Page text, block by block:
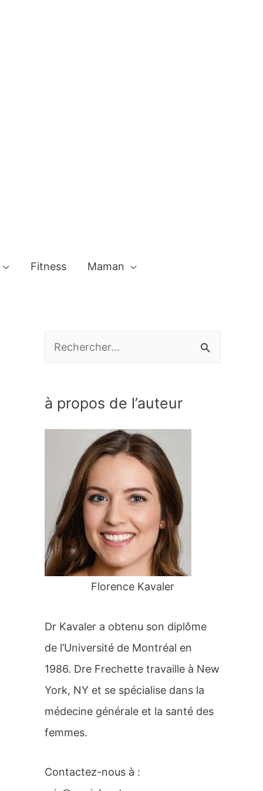
Fitness Maman
h
:
à propos de l’auteur
Florence Kavaler
Dr Kavaler a obtenu son diplôme
de l’Université de Montréal en
1986. Dre Frechette travaille à New
York, NY et se spécialise dans la
médecine générale et la santé des
femmes.
Contactez-nous à :